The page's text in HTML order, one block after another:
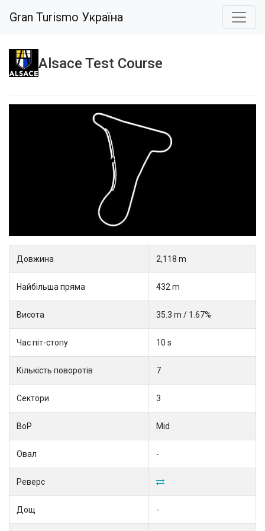
Gran Turismo Україна
Alsace Test Course
Довжина 2,118 m
Найбільша пряма 432 m
Висота 35.3 m / 1.67%
Час піт-стопу 10 s
Кількість поворотів 7
Сектори 3
BoP Mid
Овал -
Реверс
Дощ -